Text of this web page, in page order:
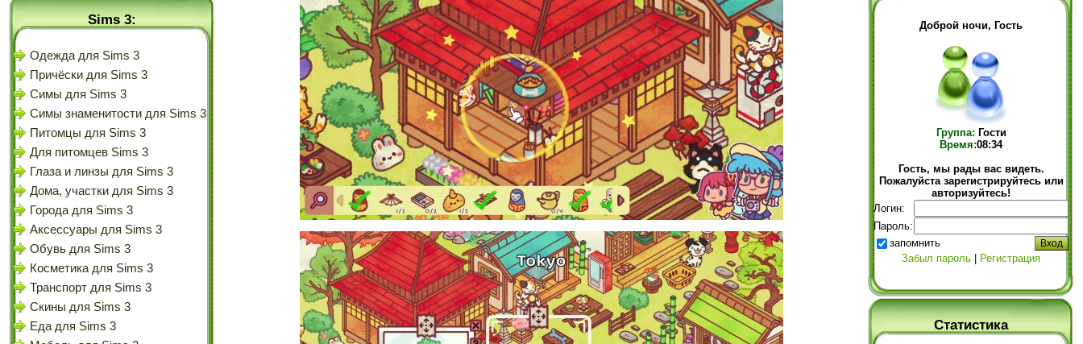
Sims 3:
Одежда для Sims 3
Причёски для Sims 3
Симы для Sims 3
Симы знаменитости для Sims 3
Питомцы для Sims 3
Для питомцев Sims 3
Глаза и линзы для Sims 3
Дома, участки для Sims 3
Города для Sims 3
Аксессуары для Sims 3
Обувь для Sims 3
Косметика для Sims 3
Транспорт для Sims 3
Скины для Sims 3
Еда для Sims 3
Доброй ночи, Гость
Группа: Гости
Время:08:34
Гость, мы рады вас видеть.
Пожалуйста зарегистрируйтесь или
авторизуйтесь!
Логин:
Пароль:
запомнить
Забыл пароль
Регистрация
Статистика